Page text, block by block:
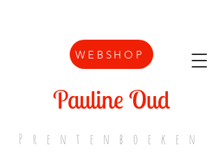
Pauline Oud
Prentenboeken
WEBSHOP